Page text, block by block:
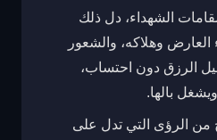
مقامات الشهداء، دل ذلك
وهلاكه، والشعور
ونيل الرزق دون احتساب،
بالها.
من الرؤى التي تدل على